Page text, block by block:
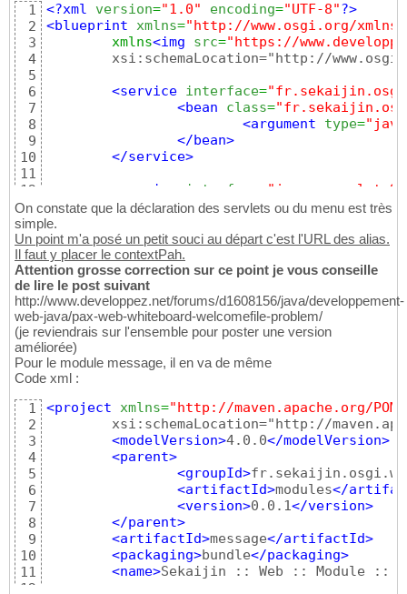
1
2
3
4
5
6
7
8
9
10
11
12
13
14
15
16
17
18
19
20
21
22
23
24
25
26
27
28
29
30
31
32
33
<?xml version="1.0" encoding="UTF-8"?>
<blueprint xmlns="http://www.osgi.org/
	xmlns
<img src="https://
<service interface=
<bean
class=
<argument
type=
</bean>
</service>
<service
interface
<service-properties>
</service-properties>
<bean
</service>
<service interface=
<service-properties
<entry key=
<bean class=
<service
interface=
<bean
<property
name=
<property
name=
</bean >
</service
</blueprint>
On constate que la déclaration des servlets ou du menu est très
simple.
Un point m'a posé un petit souci au départ c'est l'URL des alias.
Il faut y placer le contextPah.
Attention grosse correction sur ce point je vous conseille
de lire le post suivant
http://www.developpez.net/forums/d1608156/java/developpement-
web-java/pax-web-whiteboard-welcomefile-problem/
(je reviendrais sur l'ensemble pour poster une version
améliorée)
Pour le module message, il en va de même
Code xml :
1
2
3
4
5
6
7
8
9
10
11
12
<project xmlns="http://maven.apache.org/
<modelVersion>4.0.0</modelVersion>
<parent>
<groupId>
<artifactId>modules</
<version>0.0.1</version>
</parent>
<artifactId>message</artifactId>
<packaging>bundle</packaging>
<name>Sekaijin :: Web :: Module ::